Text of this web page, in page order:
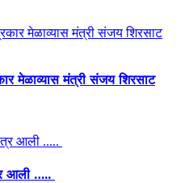
मेळाव्यास मंत्री संजय शिरसाट
आली …..